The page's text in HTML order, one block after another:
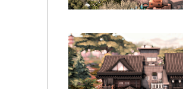
Japanese Countryside Village